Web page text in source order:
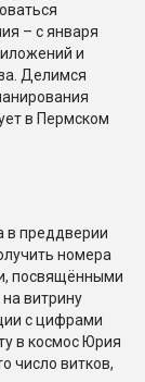
– с января
и
Делимся
в Пермском
в преддверии
номера
посвящёнными
витрину
с цифрами
в космос Юрия
число витков,